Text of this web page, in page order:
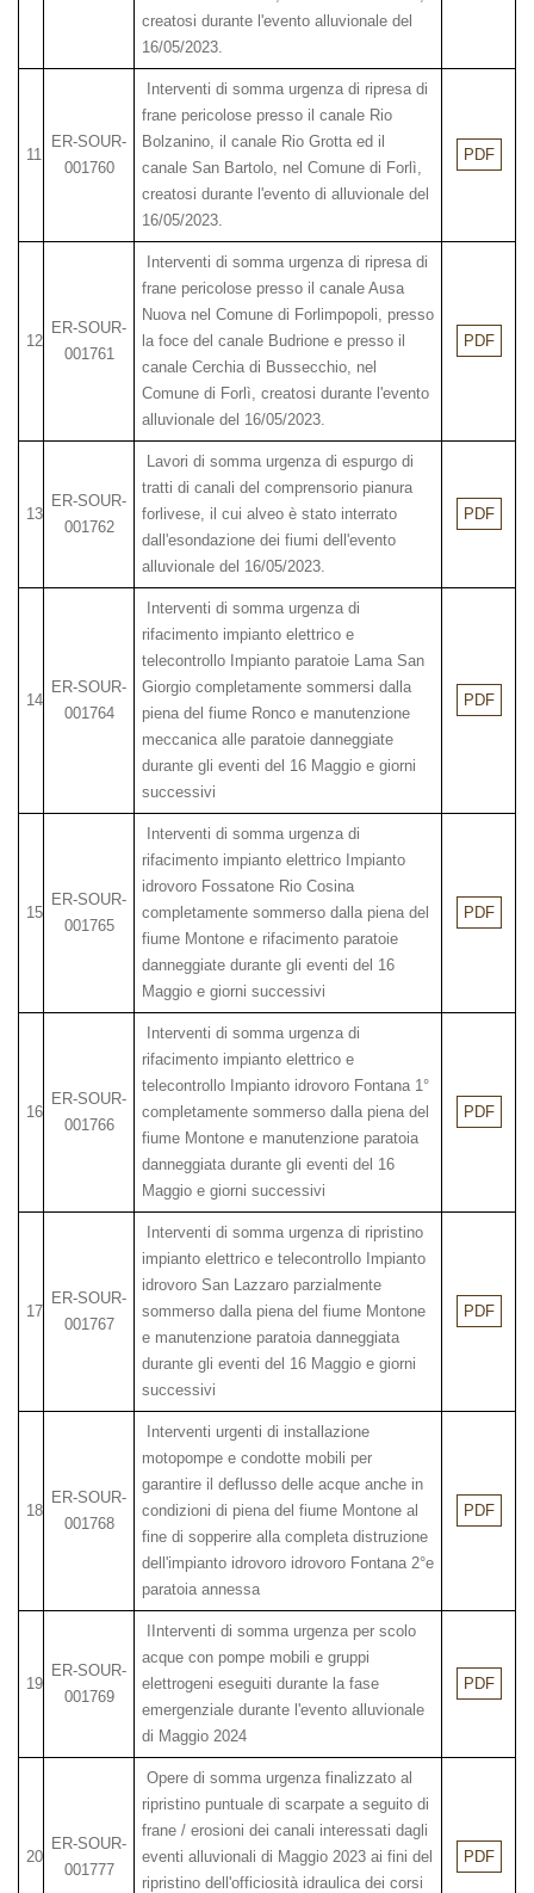
creatosi durante l'evento alluvionale del
16/05/2023.
11
ER-SOUR-
001760
Interventi di somma urgenza di ripresa di
frane pericolose presso il canale Rio
Bolzanino, il canale Rio Grotta ed il
canale San Bartolo, nel Comune di Forlì,
creatosi durante l'evento di alluvionale del
16/05/2023.
PDF
12
ER-SOUR-
001761
Interventi di somma urgenza di ripresa di
frane pericolose presso il canale Ausa
Nuova nel Comune di Forlimpopoli, presso
la foce del canale Budrione e presso il
canale Cerchia di Bussecchio, nel
Comune di Forlì, creatosi durante l'evento
alluvionale del 16/05/2023.
PDF
13
ER-SOUR-
001762
Lavori di somma urgenza di espurgo di
tratti di canali del comprensorio pianura
forlivese, il cui alveo è stato interrato
dall'esondazione dei fiumi dell'evento
alluvionale del 16/05/2023.
PDF
14
ER-SOUR-
001764
Interventi di somma urgenza di
rifacimento impianto elettrico e
telecontrollo Impianto paratoie Lama San
Giorgio completamente sommersi dalla
piena del fiume Ronco e manutenzione
meccanica alle paratoie danneggiate
durante gli eventi del 16 Maggio e giorni
successivi
PDF
15
ER-SOUR-
001765
Interventi di somma urgenza di
rifacimento impianto elettrico Impianto
idrovoro Fossatone Rio Cosina
completamente sommerso dalla piena del
fiume Montone e rifacimento paratoie
danneggiate durante gli eventi del 16
Maggio e giorni successivi
PDF
16
ER-SOUR-
001766
Interventi di somma urgenza di
rifacimento impianto elettrico e
telecontrollo Impianto idrovoro Fontana 1°
completamente sommerso dalla piena del
fiume Montone e manutenzione paratoia
danneggiata durante gli eventi del 16
Maggio e giorni successivi
PDF
17
ER-SOUR-
001767
Interventi di somma urgenza di ripristino
impianto elettrico e telecontrollo Impianto
idrovoro San Lazzaro parzialmente
sommerso dalla piena del fiume Montone
e manutenzione paratoia danneggiata
durante gli eventi del 16 Maggio e giorni
successivi
PDF
18
ER-SOUR-
001768
Interventi urgenti di installazione
motopompe e condotte mobili per
garantire il deflusso delle acque anche in
condizioni di piena del fiume Montone al
fine di sopperire alla completa distruzione
dell'impianto idrovoro idrovoro Fontana 2°e
paratoia annessa
PDF
19
ER-SOUR-
001769
IInterventi di somma urgenza per scolo
acque con pompe mobili e gruppi
elettrogeni eseguiti durante la fase
emergenziale durante l'evento alluvionale
di Maggio 2024
PDF
20
ER-SOUR-
001777
Opere di somma urgenza finalizzato al
ripristino puntuale di scarpate a seguito di
frane / erosioni dei canali interessati dagli
eventi alluvionali di Maggio 2023 ai fini del
ripristino dell'officiosità idraulica dei corsi
PDF